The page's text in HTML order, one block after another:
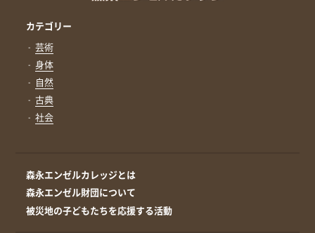
カテゴリー
芸術
身体
自然
古典
社会
森永エンゼルカレッジとは
森永エンゼル財団について
被災地の子どもたちを応援する活動